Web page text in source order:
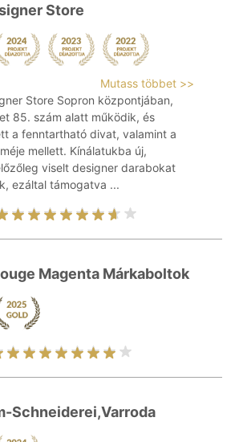
Store
Mutass többet >>
Store Sopron központjában,
85. szám alatt működik, és
a fenntartható divat, valamint a
mellett. Kínálatukba új,
viselt designer darabokat
ezáltal támogatva ...
Magenta Márkaboltok
Schneiderei,Varroda